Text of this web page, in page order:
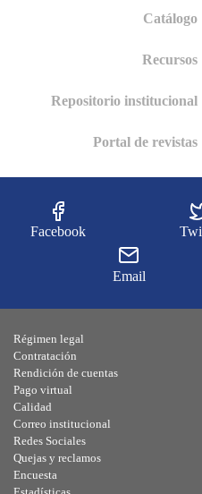
Catálogo
Recursos
Repositorio institucional
Portal de revistas
Facebook
Email
Régimen legal
Contratación
Rendición de cuentas
Pago virtual
Calidad
Correo institucional
Redes Sociales
Quejas y reclamos
Encuesta